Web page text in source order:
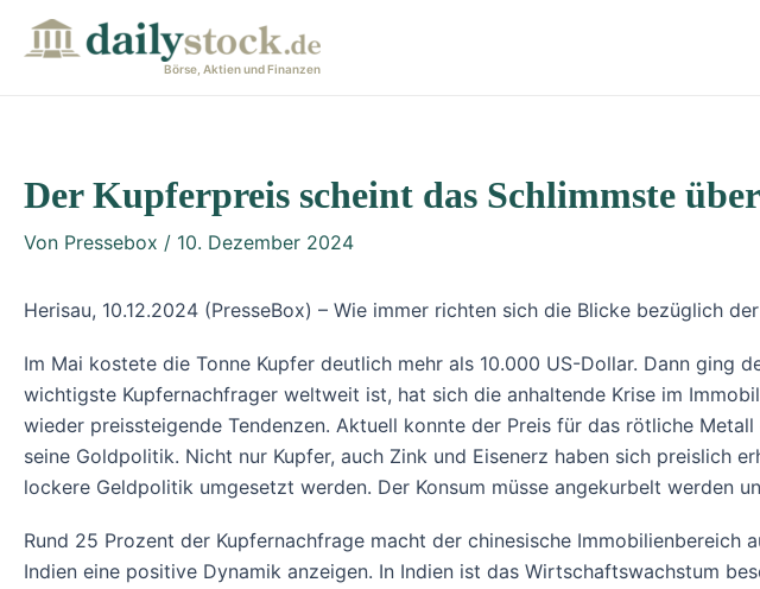
Inhalt
Börse, Aktien und Finanzen
Der Kupferpreis scheint das Schlimmste
Von Pressebox / 10. Dezember 2024
Herisau, 10.12.2024 (PresseBox) – Wie immer richten sich die Blicke bezüglich
Im Mai kostete die Tonne Kupfer deutlich mehr als 10.000 US-Dollar. Dann ging
wichtigste Kupfernachfrager weltweit ist, hat sich die anhaltende Krise im
wieder preissteigende Tendenzen. Aktuell konnte der Preis für das rötliche
seine Goldpolitik. Nicht nur Kupfer, auch Zink und Eisenerz haben sich preislich
lockere Geldpolitik umgesetzt werden. Der Konsum müsse angekurbelt werden
Rund 25 Prozent der Kupfernachfrage macht der chinesische
Indien eine positive Dynamik anzeigen. In Indien ist das Wirtschaftswachstum
navigation